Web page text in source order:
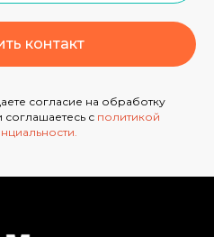
контакт
согласие на обработку
соглашаетесь с политикой